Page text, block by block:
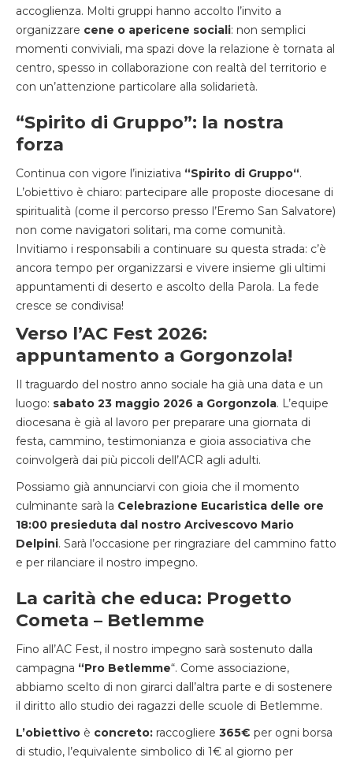
accoglienza. Molti gruppi hanno accolto l’invito a
organizzare cene o apericene sociali: non semplici
momenti conviviali, ma spazi dove la relazione è tornata al
centro, spesso in collaborazione con realtà del territorio e
con un’attenzione particolare alla solidarietà.
“Spirito di Gruppo”: la nostra
forza
Continua con vigore l’iniziativa “Spirito di Gruppo“.
L’obiettivo è chiaro: partecipare alle proposte diocesane di
spiritualità (come il percorso presso l’Eremo San Salvatore)
non come navigatori solitari, ma come comunità.
Invitiamo i responsabili a continuare su questa strada: c’è
ancora tempo per organizzarsi e vivere insieme gli ultimi
appuntamenti di deserto e ascolto della Parola. La fede
cresce se condivisa!
Verso l’AC Fest 2026:
appuntamento a Gorgonzola!
Il traguardo del nostro anno sociale ha già una data e un
luogo: sabato 23 maggio 2026 a Gorgonzola. L’equipe
diocesana è già al lavoro per preparare una giornata di
festa, cammino, testimonianza e gioia associativa che
coinvolgerà dai più piccoli dell’ACR agli adulti.
Possiamo già annunciarvi con gioia che il momento
culminante sarà la Celebrazione Eucaristica delle ore
18:00 presieduta dal nostro Arcivescovo Mario
Delpini. Sarà l’occasione per ringraziare del cammino fatto
e per rilanciare il nostro impegno.
La carità che educa: Progetto
Cometa – Betlemme
Fino all’AC Fest, il nostro impegno sarà sostenuto dalla
campagna “Pro Betlemme“. Come associazione,
abbiamo scelto di non girarci dall’altra parte e di sostenere
il diritto allo studio dei ragazzi delle scuole di Betlemme.
L’obiettivo è concreto: raccogliere 365€ per ogni borsa
di studio, l’equivalente simbolico di 1€ al giorno per